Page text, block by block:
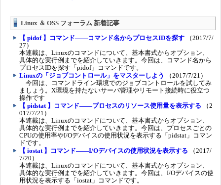
Linux ＆ OSS フォーラム 新着記事
【 pidof 】コマンド――コマンド名からプロセスIDを探す （2017/7/
27）
本連載は、Linuxのコマンドについて、基本書式からオプション、
具体的な実行例までを紹介していきます。今回は、コマンド名から
プロセスIDを探す「pidof」コマンドです。
Linuxの「ジョブコントロール」をマスターしよう
（2017/7/21）
今回は、コマンドライン環境でのジョブコントロールを試してみ
ましょう。X環境を持たないサーバ管理やリモート接続時に役立つ
操作です
【 pidstat 】コマンド――プロセスのリソース使用量を表示する （2
017/7/21）
本連載は、Linuxのコマンドについて、基本書式からオプション、
具体的な実行例までを紹介していきます。今回は、プロセスごとの
CPUの使用率やI/Oデバイスの使用状況を表示する「pidstat」コマン
ドです。
【 iostat 】コマンド――I/Oデバイスの使用状況を表示する （2017/
7/20）
本連載は、Linuxのコマンドについて、基本書式からオプション、
具体的な実行例までを紹介していきます。今回は、I/Oデバイスの使
用状況を表示する「iostat」コマンドです。